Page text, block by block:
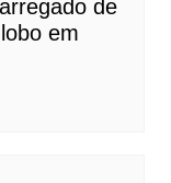
de
em